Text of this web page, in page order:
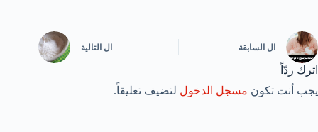
ال السابقة ال التالية
اترك ردّاً
يجب أنت تكون مسجل الدخول لتضيف تعليقاً.